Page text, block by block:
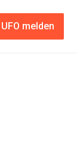
UFO melden